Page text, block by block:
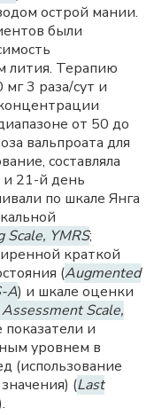
острой мании.
были
лития. Терапию
3 раза/сут и
от 50 до
вальпроата для
составляла
и 21-й день
по шкале Янга
Scale, YMRS;
краткой
(Augmented
A) и шкале оценки
Scale,
и
уровнем в
(использование
(Last